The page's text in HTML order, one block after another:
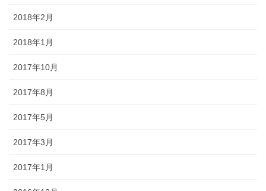
2018年2月
2018年1月
2017年10月
2017年8月
2017年5月
2017年3月
2017年1月